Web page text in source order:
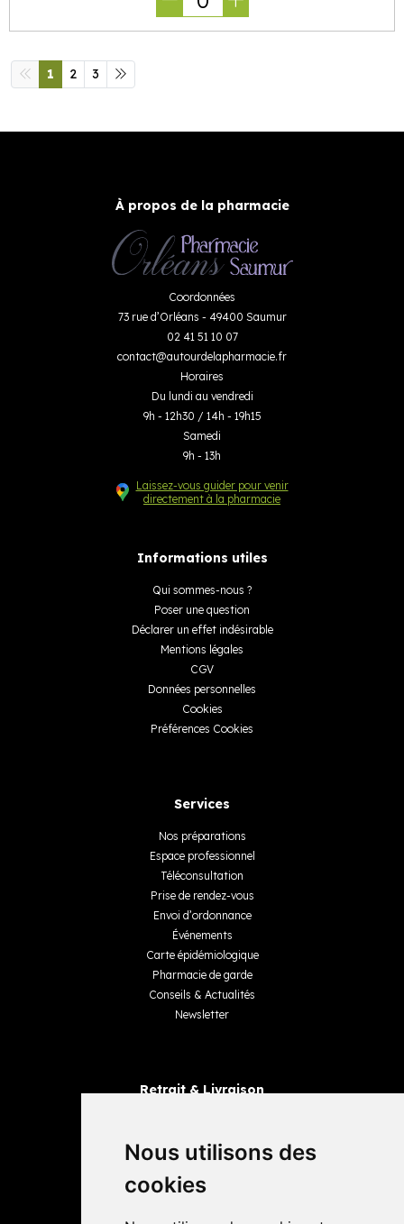
Nous utilisons des
cookies
1 2 3
À propos de la pharmacie
Coordonnées
73 rue d’Orléans - 49400 Saumur
02 41 51 10 07
contact@autourdelapharmacie.fr
Horaires
Du lundi au vendredi
9h - 12h30 / 14h - 19h15
Samedi
9h - 13h
Laissez-vous guider pour venir
directement à la pharmacie
Informations utiles
Qui sommes-nous ?
Poser une question
Déclarer un effet indésirable
Mentions légales
CGV
Données personnelles
Cookies
Préférences Cookies
Services
Nos préparations
Espace professionnel
Téléconsultation
Prise de rendez-vous
Envoi d’ordonnance
Événements
Carte épidémiologique
Pharmacie de garde
Conseils & Actualités
Newsletter
Retrait & Livraison
Livraisons